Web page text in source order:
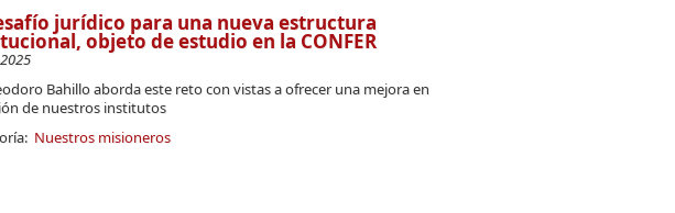
jurídico para una nueva estructura
objeto de estudio en la CONFER
Bahillo aborda este reto con vistas a ofrecer una mejora en
de nuestros institutos
Nuestros misioneros